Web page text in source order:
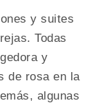
y suites
Todas
y
de rosa en la
algunas